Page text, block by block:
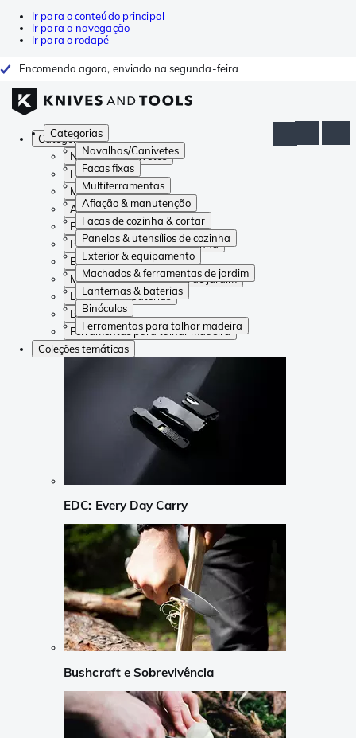
Ir para o conteúdo principal
Ir para a navegação
Ir para o rodapé
Encomenda agora, enviado na segunda-feira
Categorias
Navalhas/Canivetes
Facas fixas
Multiferramentas
Afiação & manutenção
Facas de cozinha & cortar
Panelas & utensílios de cozinha
Exterior & equipamento
Machados & ferramentas de jardim
Lanternas & baterias
Binóculos
Ferramentas para talhar madeira
Categorias
Navalhas/Canivetes
Facas fixas
Multiferramentas
Afiação & manutenção
Facas de cozinha & cortar
Panelas & utensílios de cozinha
Exterior & equipamento
Machados & ferramentas de jardim
Lanternas & baterias
Binóculos
Ferramentas para talhar madeira
Coleções temáticas
EDC: Every Day Carry
Bushcraft e Sobrevivência